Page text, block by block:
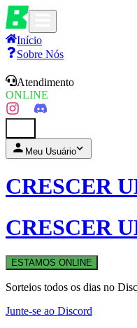
Início
Sobre Nós
Atendimento
ONLINE
Meu Usuário
CRESCER
CRESCER
ESTAMOS ONLINE
Sorteios todos os dias no
Junte-se ao Discord